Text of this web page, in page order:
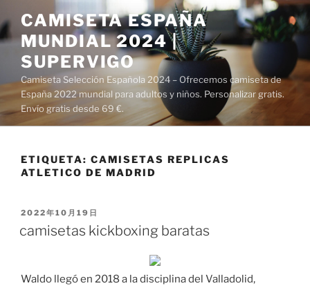
al
contenido
CAMISETA ESPAÑA
MUNDIAL 2024 |
SUPERVIGO
Camiseta Selección Española 2024 – Ofrecemos camiseta de
España 2022 mundial para adultos y niños. Personalizar gratis.
Envío gratis desde 69 €.
ETIQUETA: CAMISETAS REPLICAS
ATLETICO DE MADRID
PUBLICADO
2022年10月19日
camisetas kickboxing baratas
Waldo llegó en 2018 a la disciplina del Valladolid,